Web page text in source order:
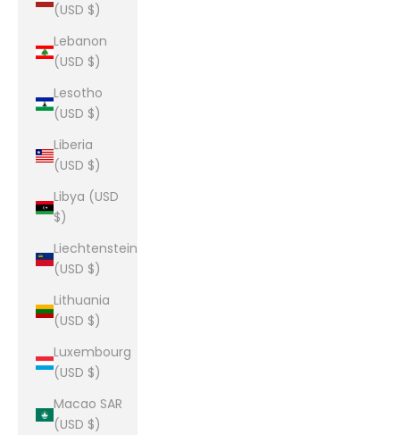
(USD $)
Lebanon
(USD $)
Lesotho
(USD $)
Liberia
(USD $)
Libya (USD
$)
Liechtenstein
(USD $)
Lithuania
(USD $)
Luxembourg
(USD $)
Macao SAR
(USD $)